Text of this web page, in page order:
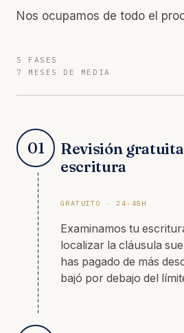
Nos ocupamos de todo el
5 FASES
7 MESES DE MEDIA
01
Revisión
escritura
GRATUITO · 24-48H
Examinamos tu
localizar la cláusula
has pagado de más
bajó por debajo del